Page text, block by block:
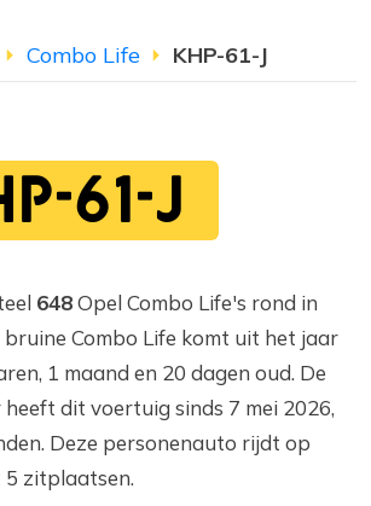
Combo Life KHP-61-J
61-J
648Opel Combo Life's rond in
bruine Combo Life komt uit het jaar
1 maand en 20 dagen oud. De
dit voertuig sinds 7 mei 2026,
Deze personenauto rijdt op
5 zitplaatsen.